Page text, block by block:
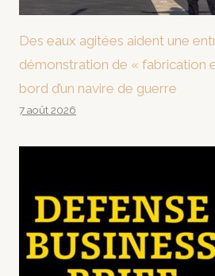
Des eaux agitées aident une
démonstration de « fabrication
bord d’un navire de guerre
7 août 2026